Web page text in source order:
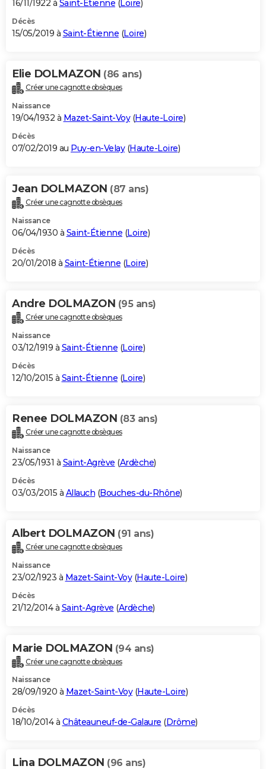
16/11/1922 à Saint-Étienne (Loire)
Décès
15/05/2019 à Saint-Étienne (Loire)
Elie DOLMAZON (86 ans)
Créer une cagnotte obsèques
Naissance
19/04/1932 à Mazet-Saint-Voy(Haute-Loire)
Décès
07/02/2019 au Puy-en-Velay(Haute-Loire)
Jean DOLMAZON (87 ans)
Créer une cagnotte obsèques
Naissance
06/04/1930 à Saint-Étienne (Loire)
Décès
20/01/2018 à Saint-Étienne (Loire)
Andre DOLMAZON (95 ans)
Créer une cagnotte obsèques
Naissance
03/12/1919 à Saint-Étienne (Loire)
Décès
12/10/2015 à Saint-Étienne (Loire)
Renee DOLMAZON (83 ans)
Créer une cagnotte obsèques
Naissance
23/05/1931 à Saint-Agrève (Ardèche)
Décès
03/03/2015 à Allauch (Bouches-du-Rhône)
Albert DOLMAZON (91 ans)
Créer une cagnotte obsèques
Naissance
23/02/1923 à Mazet-Saint-Voy(Haute-Loire)
Décès
21/12/2014 à Saint-Agrève (Ardèche)
Marie DOLMAZON (94 ans)
Créer une cagnotte obsèques
Naissance
28/09/1920 à Mazet-Saint-Voy(Haute-Loire)
Décès
18/10/2014 à Châteauneuf-de-Galaure (Drôme)
Lina DOLMAZON (96 ans)